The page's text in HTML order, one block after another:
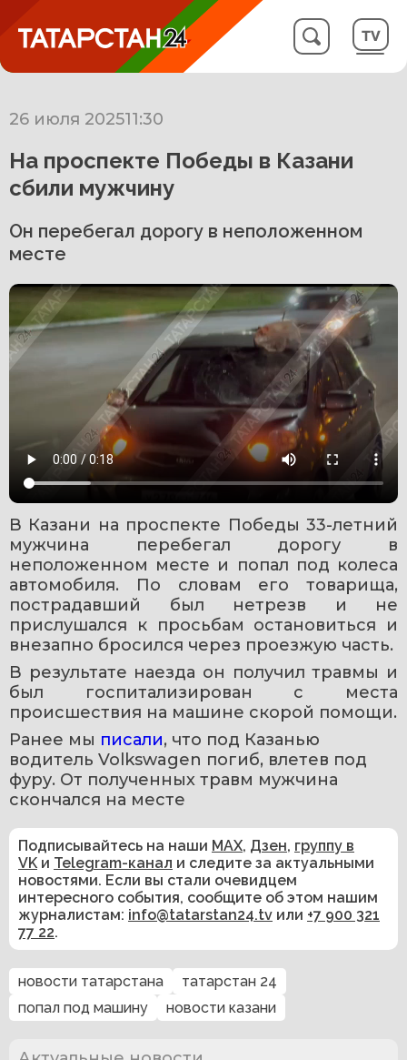
26 июля 202511:30
На проспекте Победы в Казани
сбили мужчину
Он перебегал дорогу в неположенном
месте
В Казани на проспекте Победы 33-летний
мужчина перебегал дорогу в
неположенном месте и попал под колеса
автомобиля. По словам его товарища,
пострадавший был нетрезв и не
прислушался к просьбам остановиться и
внезапно бросился через проезжую часть.
В результате наезда он получил травмы и
был госпитализирован с места
происшествия на машине скорой помощи.
Ранее мы писали, что под Казанью
водитель Volkswagen погиб, влетев под
фуру. От полученных травм мужчина
скончался на месте
Подписывайтесь на наши MAX, Дзен, группу в
VK и Telegram-канал и следите за актуальными
новостями. Если вы стали очевидцем
интересного события, сообщите об этом нашим
журналистам: info@tatarstan24.tv или +7 900 321
77 22.
новости татарстана
татарстан 24
попал под машину
новости казани